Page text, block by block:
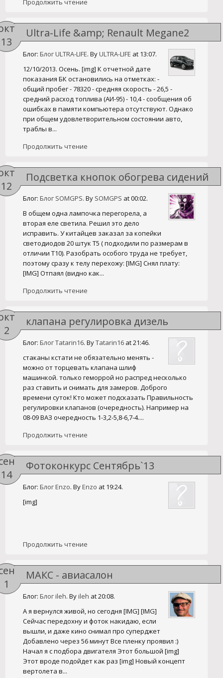
Продолжить чтение
13
Ultra-Life &amp; Renault Megane2
Блог: Блог ULTRA-LIFE. ByULTRA-LIFE at 13:07.
Продолжить чтение
12/10/2013. Осень. [img] К отчетной дате
показания БК остановились на отметках: -
общий пробег - 78320 - средняя скорость - 26,5 -
средний расход топлива (АИ-95) - 10,4 - сообщения об
ошибках в памяти компьютера отсутствуют. Однако
при общем удовлетворительном состоянии авто,
траблы в...
12
Подсветка кнопок обогрева сидений
Блог: Блог SOMGPS. By SOMGPS at 00:02.
Продолжить чтение
В общем одна лампочка перегорела, а
вторая еле светила. Решил это дело
исправить. У китайцев заказал за копейки
светодиодов 20 штук Т5 ( подходили по размерам в
отличии Т10). Разобрать особого труда не требует,
поэтому сразу к телу перехожу: [IMG] Снял плату:
[IMG] Отпаял (видно как...
2
клапана регулировка дизель
Блог: Блог Tatarin16. ByTatarin16 at 21:46.
Продолжить чтение
стаканы кстати не обязательно менять -
можно от торцевать клапана шлиф
машинкой. только геморрой но распред несколько
раз ставить и снимать для замеров. Доброго
времени суток! Кто может подсказать Правильность
регулировки клапанов (очередность). Например на
08-09 ВАЗ очередность 1-3,2-5,8-6,7-4....
14
Фотоконкурс Сентябрь`13
Блог: Блог Enzo. ByEnzo at 19:24.
Продолжить чтение
[img]
1
МАКС - авиасалон
Блог: Блог ileh. Byileh at 20:08.
А я вернулся живой, но сегодня [IMG] [IMG]
Сейчас передохну и фоток накидаю, если
вышли, и даже кино снимал про суперджет
Добавлено через 56 минут Все пленку проявил :)
Начал я с подбора двигателя Этот большой [img]
Этот вроде подойдет как раз [img] Новый концепт
вертолета в...